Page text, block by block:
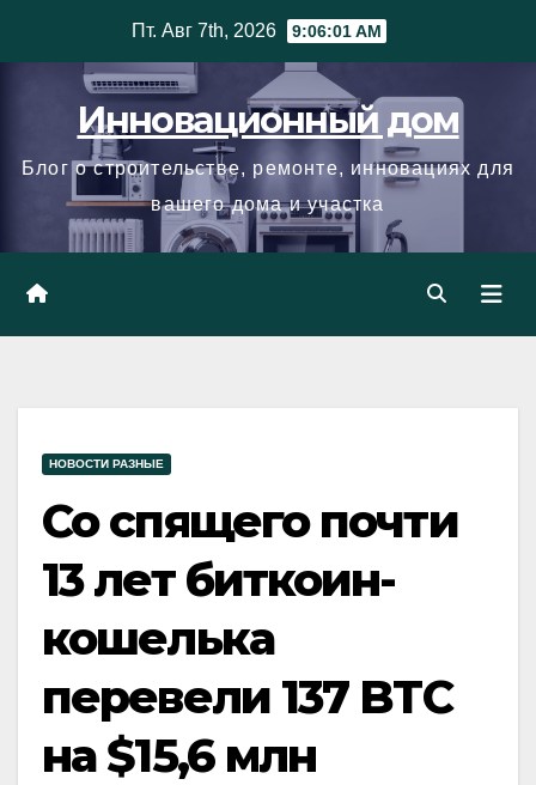
Пт. Авг 7th, 2026 9:06:02 AM
Инновационный дом
Блог о строительстве, ремонте, инновациях для
вашего дома и участка
НОВОСТИ РАЗНЫЕ
Со спящего почти
13 лет биткоин-
кошелька
перевели 137 BTC
на $15,6 млн